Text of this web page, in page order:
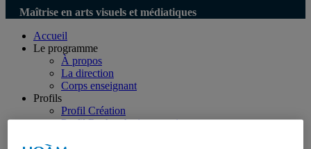
Maîtrise en arts visuels et médiatiques
Accueil
Le programme
À propos
La direction
Corps enseignant
Profils
Profil Création
Profil Recherche intervention